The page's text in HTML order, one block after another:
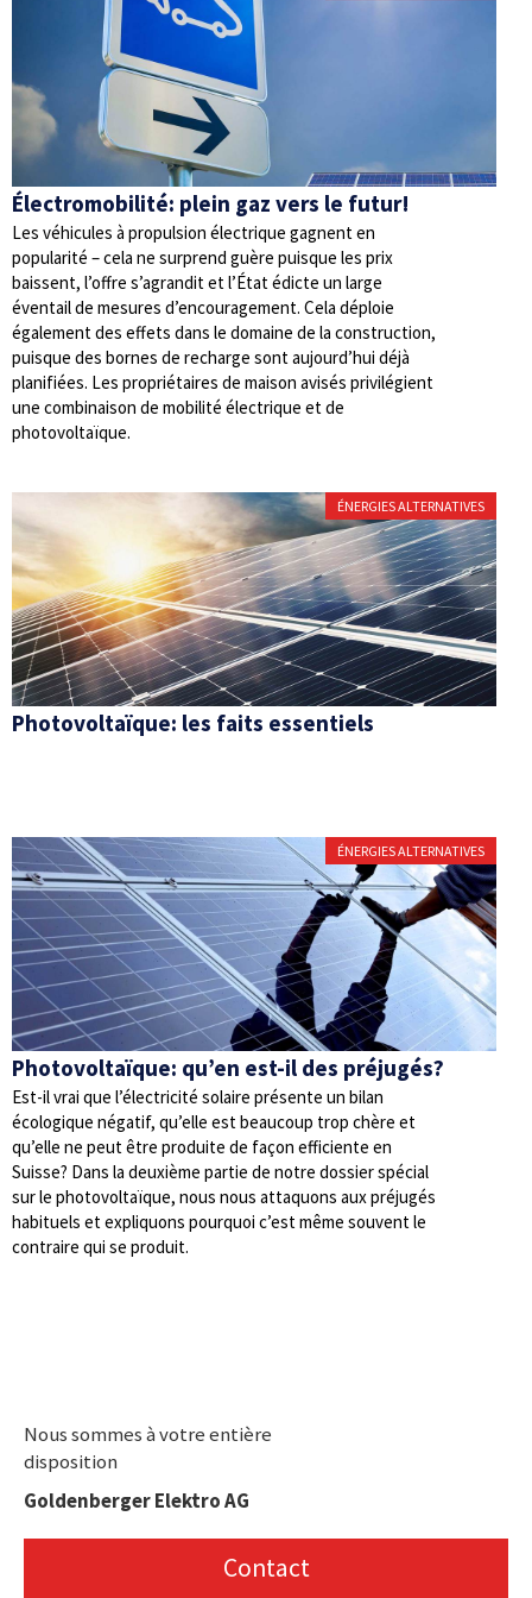
Électromobilité: plein gaz vers le futur!
Les véhicules à propulsion électrique gagnent en
popularité – cela ne surprend guère puisque les prix
baissent, l’offre s’agrandit et l’État édicte un large
éventail de mesures d’encouragement. Cela déploie
également des effets dans le domaine de la construction,
puisque des bornes de recharge sont aujourd’hui déjà
planifiées. Les propriétaires de maison avisés privilégient
une combinaison de mobilité électrique et de
photovoltaïque.
ÉNERGIES ALTERNATIVES
Photovoltaïque: les faits essentiels
ÉNERGIES ALTERNATIVES
Photovoltaïque: qu’en est-il des préjugés?
Est-il vrai que l’électricité solaire présente un bilan
écologique négatif, qu’elle est beaucoup trop chère et
qu’elle ne peut être produite de façon efficiente en
Suisse? Dans la deuxième partie de notre dossier spécial
sur le photovoltaïque, nous nous attaquons aux préjugés
habituels et expliquons pourquoi c’est même souvent le
contraire qui se produit.
Nous sommes à votre entière
disposition
Goldenberger Elektro AG
Contact